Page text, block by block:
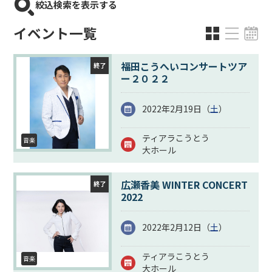
絞込検索を表示する
イベント一覧
終了
音楽
福田こうへいコンサートツア
ー２０２２
2022年2月19日（土）
ティアラこうとう
大ホール
終了
音楽
広瀬香美 WINTER CONCERT
2022
2022年2月12日（土）
ティアラこうとう
大ホール